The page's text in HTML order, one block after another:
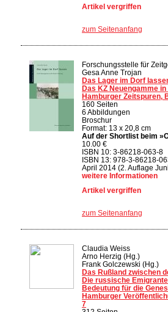
Artikel vergriffen
zum Seitenanfang
Forschungsstelle für
Gesa Anne Trojan
Das Lager im Dorf
Das KZ Neuengamme
Hamburger Zeitspuren,
160 Seiten
6 Abbildungen
Broschur
Format: 13 x 20,8 cm
Auf der Shortlist beim
10.00 €
ISBN 10: 3-86218-063-8
ISBN 13: 978-3-86218-
April 2014 (2. Auflage
weitere Informationen
Artikel vergriffen
zum Seitenanfang
Claudia Weiss
Arno Herzig (Hg.)
Frank Golczewski (Hg.)
Das Rußland zwischen
Die russische
Bedeutung für die
Hamburger
7